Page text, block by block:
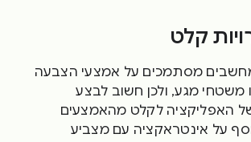
קלט
מסתמכים על אמצעי הצבעה
משטחי מגע, ולכן חשוב לבצע
של האפליקציה לקלט מהאמצעים
על אינטראקציה עם מצביע